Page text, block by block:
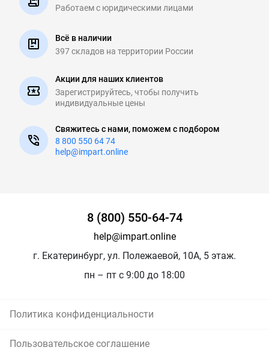
Работаем с юридическими лицами
Всё в наличии
397 складов на территории России
Акции для наших клиентов
Зарегистрируйтесь, чтобы получить
индивидуальные цены
Свяжитесь с нами, поможем с подбором
8 800 550 64 74
help@impart.online
8 (800) 550-64-74
help@impart.online
г. Екатеринбург, ул. Полежаевой, 10А, 5 этаж.
пн – пт с 9:00 до 18:00
Политика конфиденциальности
Пользовательское соглашение